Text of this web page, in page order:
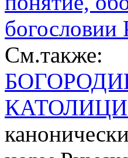
богословии
См.также: